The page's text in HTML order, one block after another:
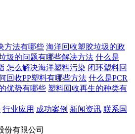
方法有哪些 海洋回收塑胶垃圾的政
圾的问题有哪些解决方法 什么是
怎么解决海洋塑料污染 闭环塑料回
回收PP塑料有哪些方法 什么是PCR
优势有哪些 塑料回收再生的种类有
行业应用 成功案例 新闻资讯 联系国